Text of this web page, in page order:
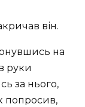
він.
на
руки
за нього,
попросив,